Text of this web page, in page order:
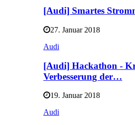
[Audi] Smartes
27. Januar 2018
Audi
[Audi] Hackathon -
Verbesserung der…
19. Januar 2018
Audi